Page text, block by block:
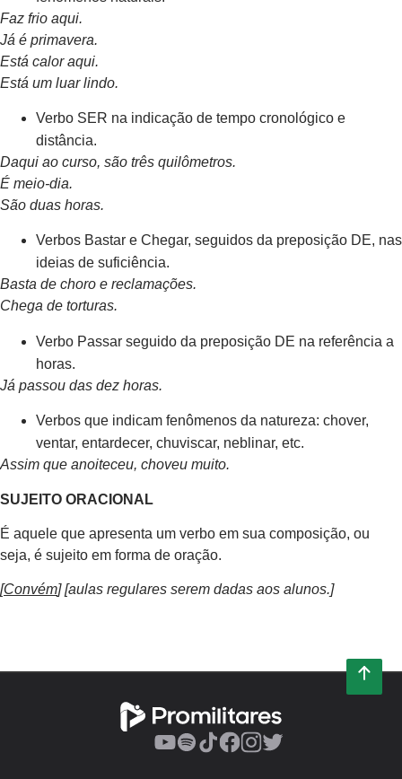
Faz frio aqui.
Já é primavera.
Está calor aqui.
Está um luar lindo.
Verbo SER na indicação de tempo cronológico e
distância.
Daqui ao curso, são três quilômetros.
É meio-dia.
São duas horas.
Verbos Bastar e Chegar, seguidos da preposição DE, nas
ideias de suficiência.
Basta de choro e reclamações.
Chega de torturas.
Verbo Passar seguido da preposição DE na referência a
horas.
Já passou das dez horas.
Verbos que indicam fenômenos da natureza: chover,
ventar, entardecer, chuviscar, neblinar, etc.
Assim que anoiteceu, choveu muito.
SUJEITO ORACIONAL
É aquele que apresenta um verbo em sua composição, ou
seja, é sujeito em forma de oração.
[Convém] [aulas regulares serem dadas aos alunos.]